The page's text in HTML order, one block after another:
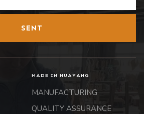
SENT
MADE IN HUAYANG
MANUFACTURING
QUALITY ASSURANCE